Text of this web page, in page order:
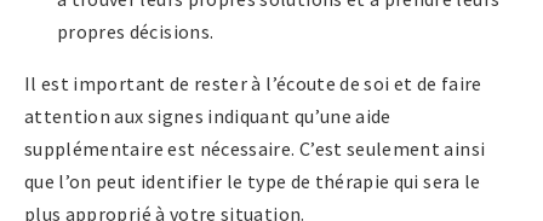
propres décisions.
Il est important de rester à l’écoute de soi et de faire
attention aux signes indiquant qu’une aide
supplémentaire est nécessaire. C’est seulement ainsi
que l’on peut identifier le type de thérapie qui sera le
plus approprié à votre situation.